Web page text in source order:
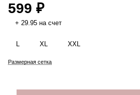
599 ₽
+ 29.95 на счет
L XL XXL
Размерная сетка